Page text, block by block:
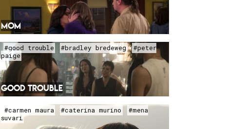
MOM
#good trouble #bradley bredeweg
#peter
paige
GOOD TROUBLE
#carmen maura #caterina murino
#mena
suvari